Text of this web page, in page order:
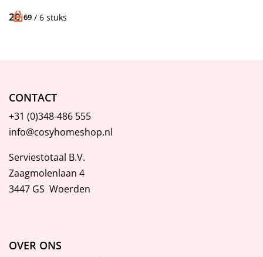
20,69 / 6 stuks
CONTACT
+31 (0)348-486 555
info@cosyhomeshop.nl
Serviestotaal B.V.
Zaagmolenlaan 4
3447 GS Woerden
OVER ONS